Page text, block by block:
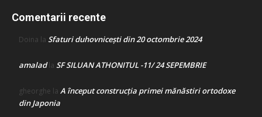
Comentarii recente
Doina la Sfaturi duhovnicești din 20 octombrie 2024
amaladla SF SILUAN ATHONITUL -11/ 24 SEPEMBRIE
gheorghe la A început construcţia primei mănăstiri ortodoxe
din Japonia